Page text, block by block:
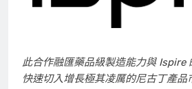
此合作融匯藥品級製造能力與 Ispire
快速切入增長極其凌厲的尼古丁產品